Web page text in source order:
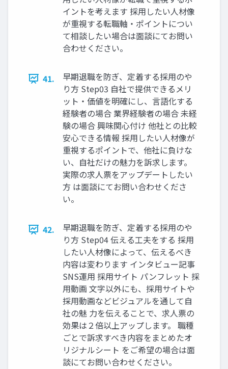
イントを考えます 採⽤したい⼈材像
が重視する転職軸‧ポイントについ
て相談したい場合は⾯談にてお問い
合わせください。
41.
早期退職を防ぎ、定着する採⽤のや
り⽅ Step03 ⾃社で提供できるメリ
ット‧価値を明確にし、⾔語化する
経験者の場合 業界経験者の場合 未経
験の場合 興味関⼼付け 他社との⽐較
安⼼できる情報 採⽤したい⼈材像が
重視するポイントで、他社に負けな
い、⾃社だけの魅⼒を訴求します。
実際の求⼈票をアップデートしたい
⽅ は⾯談にてお問い合わせくださ
い。
42.
早期退職を防ぎ、定着する採⽤のや
り⽅ Step04 伝える⼯夫をする 採⽤
したい⼈材像によって、伝えるべき
内容は変わります インタビュー記事
SNS運用 採用サイト パンフレット 採
用動画 ⽂字以外にも、採⽤サイトや
採⽤動画などビジュアルを通して自
社の魅 力を伝えることで、求人票の
効果は２倍以上アップします。 職種
ごとで訴求すべき内容をまとめたオ
リジナルシート をご希望の場合は面
談にてお問い合わせください。